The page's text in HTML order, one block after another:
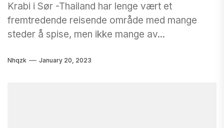
Krabi i Sør -Thailand har lenge vært et
fremtredende reisende område med mange
steder å spise, men ikke mange av...
Nhqzk January 20, 2023